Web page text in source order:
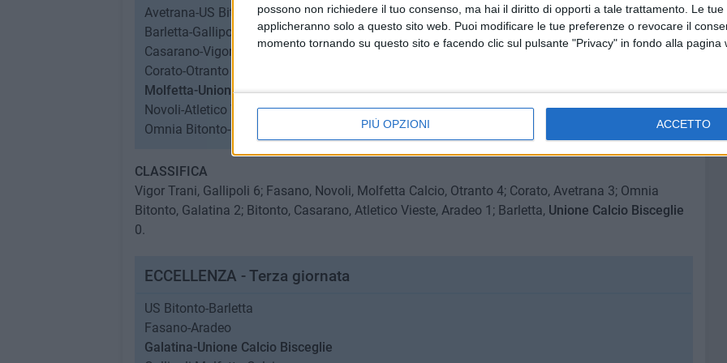
possono non richiedere il tuo consenso, ma hai il diritto di opporti a tale trattamento. Le
applicheranno solo a questo sito web. Puoi modificare le tue preferenze o revocare il
momento tornando su questo sito e facendo clic sul pulsante "Privacy" in fondo alla pagina
PIÙ OPZIONI ACCETTO
Avetrana-US Bitonto 1-0
Barletta-Gallipoli 1-2
Casarano-Vigor Trani 0-1
Corato-Otranto 1-2
Molfetta-Unione Calcio Bisceglie 1-0
Novoli-Atletico Vieste 0-0
Omnia Bitonto-Fasano 2-2
CLASSIFICA
Vigor Trani, Gallipoli 6; Fasano, Novoli, Molfetta Calcio, Otranto 4; Corato, Avetrana 3; Omnia
Bitonto, Galatina 2; Bitonto, Casarano, Atletico Vieste, Aradeo 1; Barletta, Unione Calcio Bisceglie
0.
ECCELLENZA - Terza giornata
US Bitonto-Barletta
Fasano-Aradeo
Galatina-Unione Calcio Bisceglie